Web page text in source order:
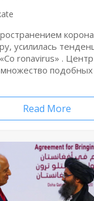
усилилась
ronavirus» .
подобных
Read More